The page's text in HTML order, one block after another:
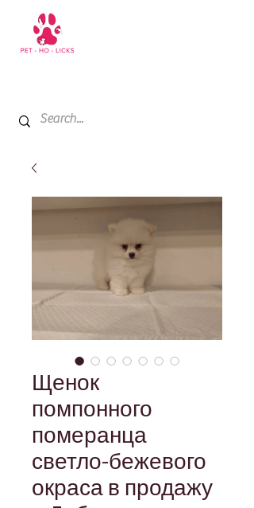
Щенок
помпонного
померанца
светло-бежевого
окраса в продажу